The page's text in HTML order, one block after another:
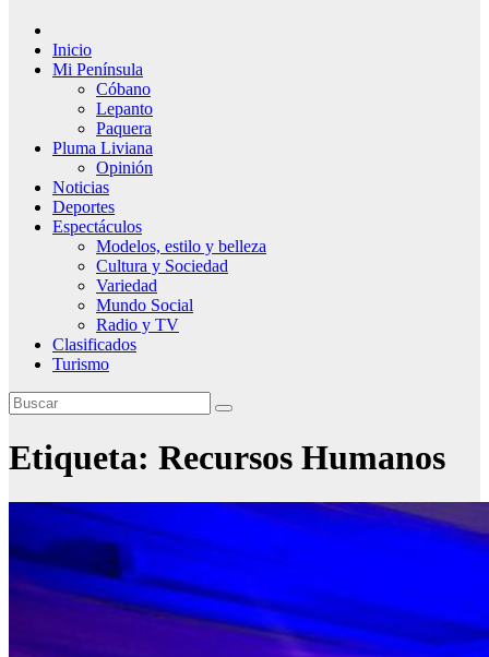
Inicio
Mi Península
Cóbano
Lepanto
Paquera
Pluma Liviana
Opinión
Noticias
Deportes
Espectáculos
Modelos, estilo y belleza
Cultura y Sociedad
Variedad
Mundo Social
Radio y TV
Clasificados
Turismo
Etiqueta: Recursos Humanos